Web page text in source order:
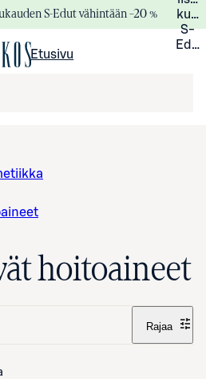
S-Edut vähintään –20 %
S-
Etusivu
hoitoaineet
Rajaa